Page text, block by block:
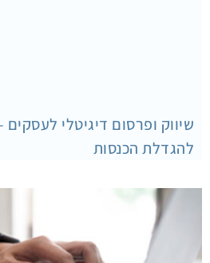
שיווק ופרסום דיגיטלי לעסקים
להגדלת הכנסות